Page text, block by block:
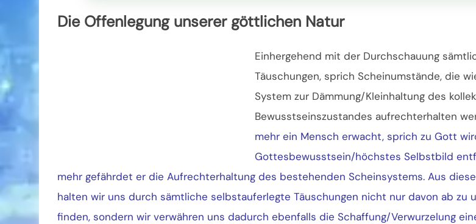
Die Offenlegung unserer göttlichen Natur
Einhergehend mit der Durchschauung
Täuschungen, sprich Scheinumstände, die
System zur Dämmung/Kleinhaltung des
Bewusstseinszustandes aufrechterhalten
mehr ein Mensch erwacht, sprich zu Gott
Gottesbewusstsein/höchstes Selbstbild
mehr gefährdet er die Aufrechterhaltung des bestehenden Scheinsystems. Aus
halten wir uns durch sämtliche selbstauferlegte Täuschungen nicht nur davon ab zu
finden, sondern wir verwähren uns dadurch ebenfalls die Schaffung/Verwurzelung